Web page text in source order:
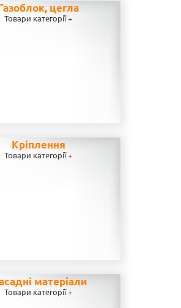
цегла
Товари категорії +
Кріплення
Товари категорії +
матеріали
Товари категорії +